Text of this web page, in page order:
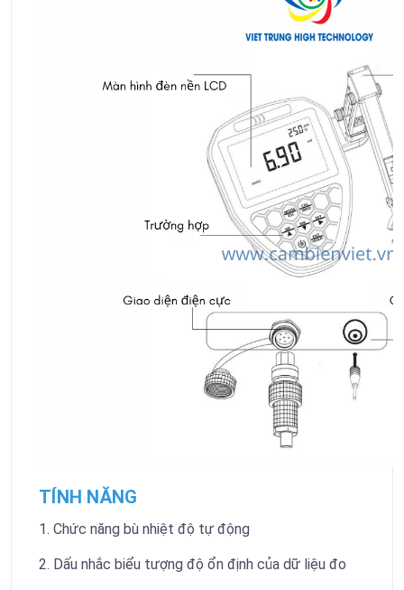
TÍNH NĂNG
1. Chức năng bù nhiệt độ tự động
2. Dấu nhắc biểu tượng độ ổn định của dữ liệu đo